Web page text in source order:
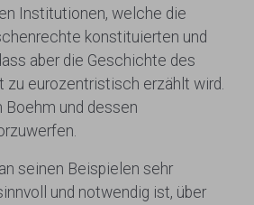
Institutionen, welche die
konstituierten und
aber die Geschichte des
zu eurozentristisch erzählt wird.
und dessen
seinen Beispielen sehr
und notwendig ist, über